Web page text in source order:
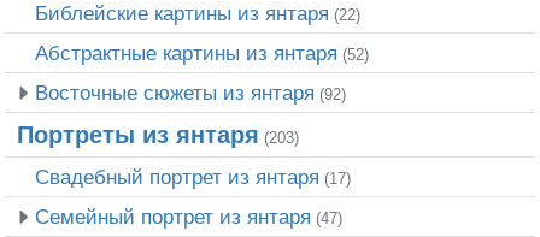
Библейские картины из янтаря (22)
Абстрактные картины из янтаря (52)
Восточные сюжеты из янтаря (92)
Портреты из янтаря (203)
Свадебный портрет из янтаря (17)
Семейный портрет из янтаря (47)